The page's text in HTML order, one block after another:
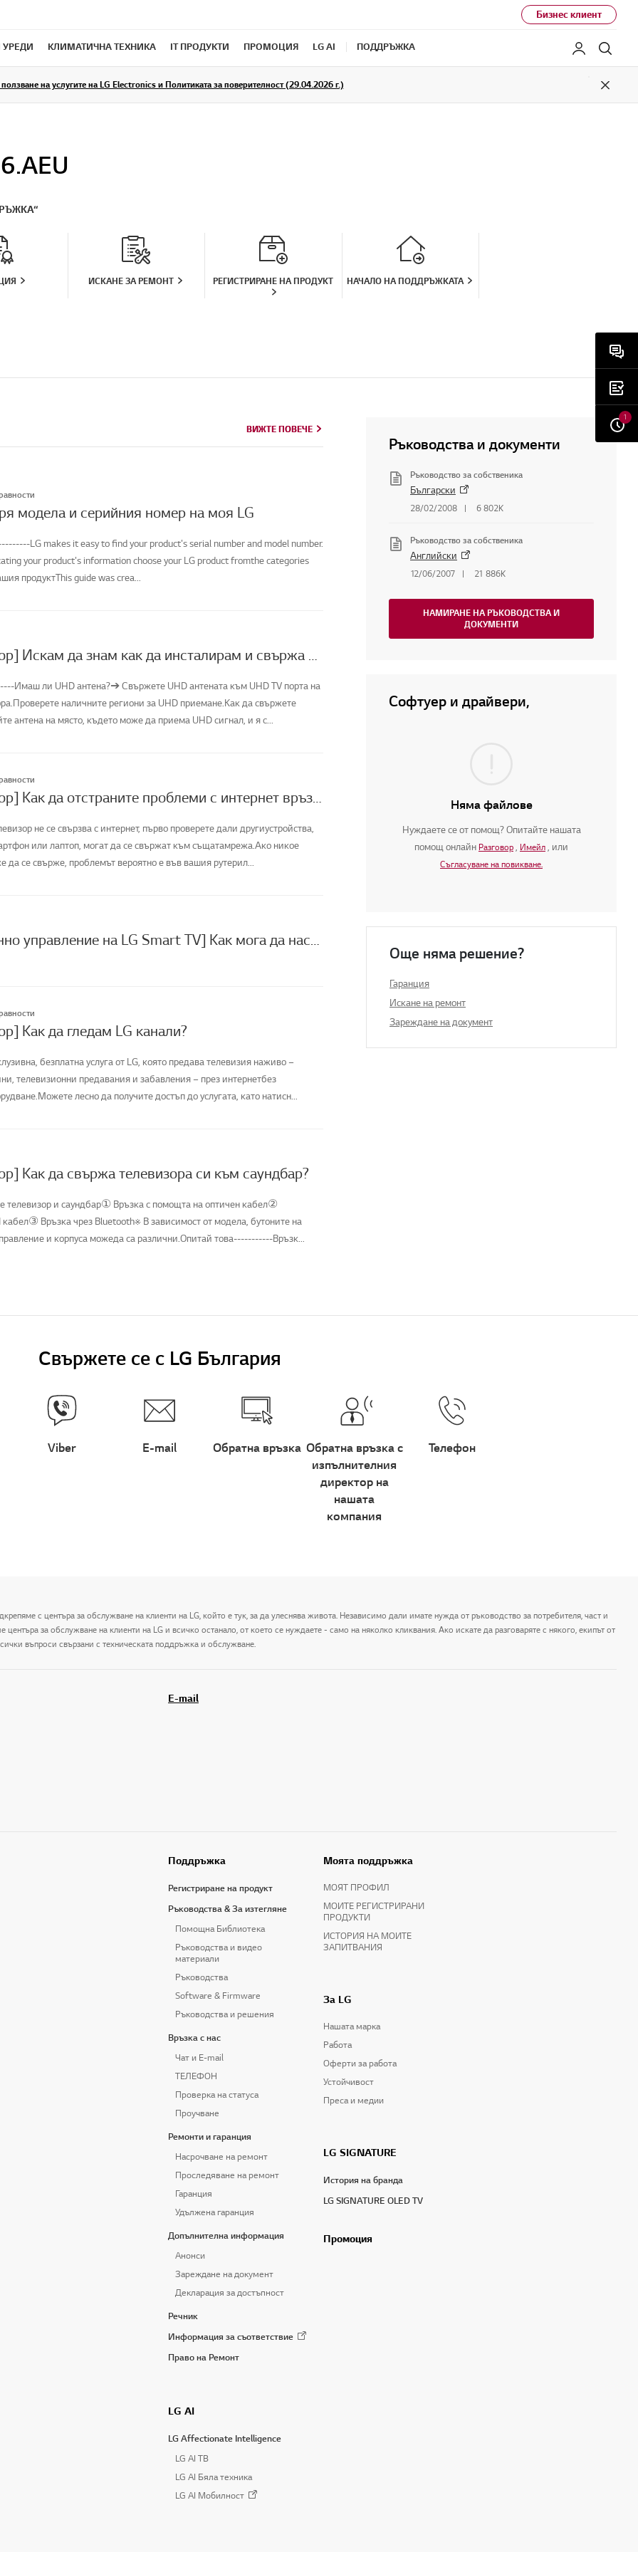
Бизнес клиент
КЛИМАТИЧНА ТЕХНИКА IT ПРОДУКТИ ПРОМОЦИЯ LG AI ПОДДРЪЖКА Моят LG
на услугите на LG Electronics и Политиката за поверителност (29.04.2026 г.)
Close
ИСКАНЕ ЗА РЕМОНТ РЕГИСТРИРАНЕ НА ПРОДУКТ НАЧАЛО НА ПОДДРЪЖКАТА
ВИЖТЕ ПОВЕЧЕ
модела и серийния номер на моя LG
LG makes it easy to find your product's serial number and model number.
your product's information choose your LG product fromthe categories
продуктThis guide was crea...
[LG телевизор] Искам да знам как да инсталирам и свържа цифрова антена (UHD) и да гледам телевизия
Имаш ли UHD антена?➔ Свържете UHD антената към UHD TV порта на
наличните региони за UHD приемане.Как да свържете
антена на място, където може да приема UHD сигнал, и я с...
[LG телевизор] Как да отстраните проблеми с интернет връзката
не се свързва с интернет, първо проверете дали другиустройства,
или лаптоп, могат да се свържат към същатамрежа.Ако никое
да се свърже, проблемът вероятно е във вашия рутерил...
[Дистанционно управление на LG Smart TV] Как мога да настроя интегрирано дистанционно управление в смарт телевизор?
Как да гледам LG канали?
безплатна услуга от LG, която предава телевизия наживо –
телевизионни предавания и забавления – през интернетбез
лесно да получите достъп до услугата, като натисн...
Как да свържа телевизора си към саундбар?
телевизор и саундбар① Връзка с помощта на оптичен кабел②
Връзка чрез Bluetooth※ В зависимост от модела, бутоните на
и корпуса можеда са различни.Опитай това-----------Връзк...
ВИЖТЕ ПОВЕЧЕ
Ръководства и документи
Ръководство за собственика
Български
28/02/2008 6 802K
Ръководство за собственика
Английски
12/06/2007 21 886K
НАМИРАНЕ НА РЪКОВОДСТВА И
ДОКУМЕНТИ
Софтуер и драйвери,
Няма файлове
Нуждаете се от помощ? Опитайте нашата
помощ онлайн Разговор, Имейл, или
Съгласуване на повикване.
Още няма решение?
Гаранция
Искане на ремонт
Зареждане на документ
Свържете се с LG България
Viber E-mail Обратна връзка Обратна връзка с
изпълнителния
директор на
нашата
компания
Телефон
1
с центъра за обслужване на клиенти на LG, който е тук, за да улеснява живота. Независимо дали имате нужда от ръководство за потребителя, част и
за обслужване на клиенти на LG и всичко останало, от което се нуждаете - само на няколко кликвания. Ако искате да разговаряте с някого, екипът от
въпроси свързани с техническата поддръжка и обслужване.
E-mail
Поддръжка
Регистриране на продукт
Ръководства & За изтегляне
Помощна Библиотека
Ръководства и видео
материали
Ръководства
Software & Firmware
Ръководства и решения
Връзка с нас
Чат и E-mail
ТЕЛЕФОН
Проверка на статуса
Проучване
Ремонти и гаранция
Насрочване на ремонт
Проследяване на ремонт
Гаранция
Удължена гаранция
Допълнителна информация
Анонси
Зареждане на документ
Декларация за достъпност
Речник
Информация за съответствие
Право на Ремонт
LG AI
LG Affectionate Intelligence
LG AI TB
LG AI Бяла техника
LG AI Мобилност
Моята поддръжка
МОЯТ ПРОФИЛ
МОИТЕ РЕГИСТРИРАНИ
ПРОДУКТИ
ИСТОРИЯ НА МОИТЕ
ЗАПИТВАНИЯ
За LG
Нашата марка
Работа
Оферти за работа
Устойчивост
Преса и медии
LG SIGNATURE
История на бранда
LG SIGNATURE OLED TV
Промоция